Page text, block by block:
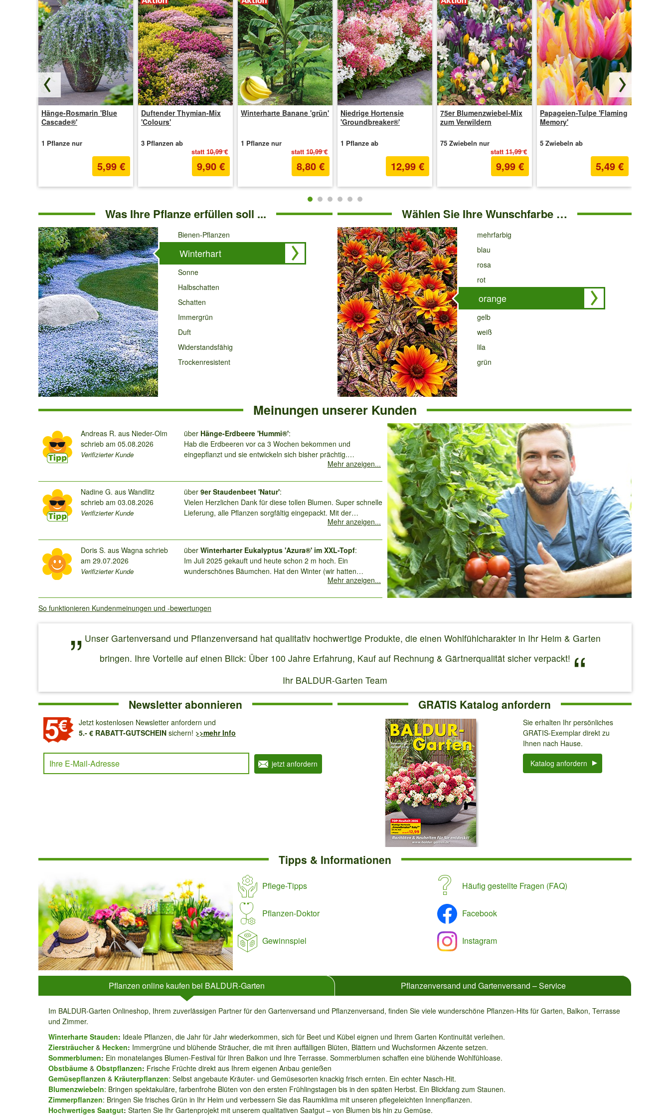
Hänge-Rosmarin 'Blue
Cascade®'
1 Pflanze nur
5,99 €
Duftender Thymian-Mix
'Colours'
statt 10,99 €
3 Pflanzen ab
9,90 €
Winterharte Banane 'grün'
statt 10,99 €
1 Pflanze nur
8,80 €
Niedrige Hortensie
'Groundbreaker®'
1 Pflanze ab
12,99 €
75er Blumenzwiebel-Mix
zum Verwildern
statt 11,99 €
75 Zwiebeln nur
9,99 €
Papageien-Tulpe 'Flaming
Memory'
5 Zwiebeln ab
5,49 €
Was Ihre Pflanze erfüllen soll ...
Bienen-Pflanzen
Winterhart
Sonne
Halbschatten
Schatten
Immergrün
Duft
Widerstandsfähig
Trockenresistent
Wählen Sie Ihre Wunschfarbe …
mehrfarbig
blau
rosa
rot
orange
gelb
weiß
lila
grün
Meinungen unserer Kunden
Andreas R. aus Nieder-Olm
schrieb am 05.08.2026
Verifizierter Kunde
über Hänge-Erdbeere 'Hummi®':
Hab die Erdbeeren vor ca 3 Wochen bekommen und
eingepflanzt und sie entwickeln sich bisher prächtig.
Mehr anzeigen...
Nadine G. aus Wandlitz
schrieb am 03.08.2026
Verifizierter Kunde
über 9er Staudenbeet 'Natur':
Vielen Herzlichen Dank für diese tollen Blumen. Super schnelle
Lieferung, alle Pflanzen sorgfältig eingepackt. Mit der
Pflanzübersicht ruck zuck in die Hochbeete eingepflanzt. Nach
Mehr anzeigen...
Doris S. aus Wagna schrieb
am 29.07.2026
Verifizierter Kunde
über Winterharter Eukalyptus 'Azura®' im XXL-Topf:
Im Juli 2025 gekauft und heute schon 2 m hoch. Ein
wunderschönes Bäumchen. Hat den Winter (wir hatten
diesmal sogar 1 Woche -20 Grad) gut überstanden. Ein
Mehr anzeigen...
So funktionieren Kundenmeinungen und -bewertungen
Unser Gartenversand und Pflanzenversand hat qualitativ hochwertige Produkte, die einen Wohlfühlcharakter in Ihr Heim & Garten
bringen. Ihre Vorteile auf einen Blick: Über 100 Jahre Erfahrung, Kauf auf Rechnung & Gärtnerqualität sicher verpackt!
Ihr BALDUR-Garten Team
Newsletter abonnieren
Jetzt kostenlosen Newsletter anfordern und
5.- € RABATT-GUTSCHEIN sichern! >>mehr Info
jetzt anfordern
GRATIS Katalog anfordern
Sie erhalten Ihr persönliches
GRATIS-Exemplar direkt zu
Ihnen nach Hause.
Katalog anfordern
Tipps & Informationen
Pflege-Tipps
Pflanzen-Doktor
Gewinnspiel
Häufig gestellte Fragen (FAQ)
Facebook
Instagram
Pflanzen online kaufen bei BALDUR-Garten Pflanzenversand und Gartenversand – Service
Im BALDUR-Garten Onlineshop, Ihrem zuverlässigen Partner für den Gartenversand und Pflanzenversand, finden Sie viele wunderschöne Pflanzen-Hits für Garten, Balkon, Terrasse
und Zimmer.
Winterharte Stauden: Ideale Pflanzen, die Jahr für Jahr wiederkommen, sich für Beet und Kübel eignen und Ihrem Garten Kontinuität verleihen.
Ziersträucher & Hecken: Immergrüne und blühende Sträucher, die mit ihren auffälligen Blüten, Blättern und Wuchsformen Akzente setzen.
Sommerblumen: Ein monatelanges Blumen-Festival für Ihren Balkon und Ihre Terrasse. Sommerblumen schaffen eine blühende Wohlfühloase.
Obstbäume & Obstpflanzen: Frische Früchte direkt aus Ihrem eigenen Anbau genießen
Gemüsepflanzen & Kräuterpflanzen: Selbst angebaute Kräuter- und Gemüsesorten knackig frisch ernten. Ein echter Nasch-Hit.
Blumenzwiebeln: Bringen spektakuläre, farbenfrohe Blüten von den ersten Frühlingstagen bis in den späten Herbst. Ein Blickfang zum Staunen.
Zimmerpflanzen: Bringen Sie frisches Grün in Ihr Heim und verbessern Sie das Raumklima mit unseren pflegeleichten Innenpflanzen.
Hochwertiges Saatgut: Starten Sie Ihr Gartenprojekt mit unserem qualitativen Saatgut – von Blumen bis hin zu Gemüse.